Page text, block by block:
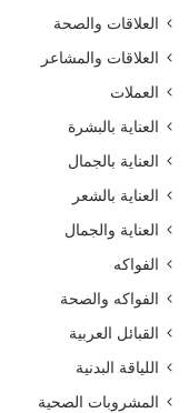
العلاقات والصحة
العلاقات والمشاعر
العملات
العناية بالبشرة
العناية بالجمال
العناية بالشعر
العناية والجمال
الفواكه
الفواكه والصحة
القبائل العربية
اللياقة البدنية
المشروبات الصحية